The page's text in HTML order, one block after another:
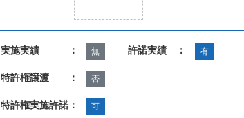
実施実績 ： 無 許諾実績 ： 有
特許権譲渡 ： 否
特許権実施許諾： 可